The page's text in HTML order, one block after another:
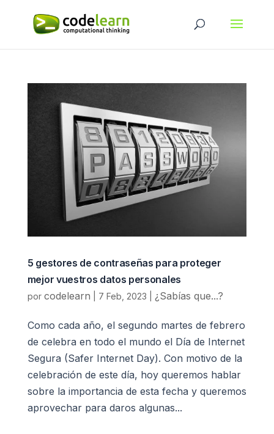
5 gestores de contraseñas para proteger
mejor vuestros datos personales
por codelearn 7 Feb, 2023 ¿Sabías que...?
Como cada año, el segundo martes de febrero
de celebra en todo el mundo el Día de Internet
Segura (Safer Internet Day). Con motivo de la
celebración de este día, hoy queremos hablar
sobre la importancia de esta fecha y queremos
aprovechar para daros algunas...